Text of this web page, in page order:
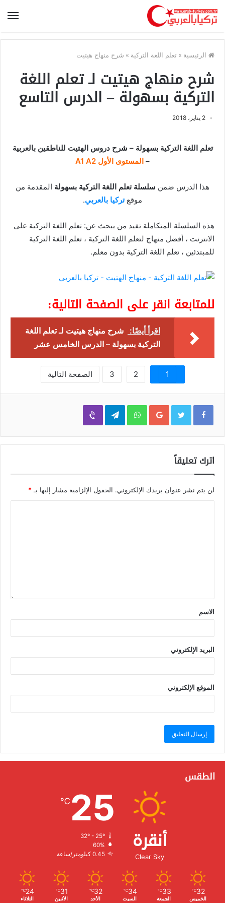
الرئيسية » تعلم اللغة التركية » شرح منهاج هيتيت
شرح منهاج هيتيت لـ تعلم اللغة
التركية بسهولة – الدرس التاسع
2 يناير، 2018
تعلم اللغة التركية بسهولة – شرح دروس الهتيت للناطقين بالعربية
– المستوى الأول A1 A2
هذا الدرس ضمن سلسلة تعلم اللغة التركية بسهولة المقدمة من
موقعتركيا بالعربي.
هذه السلسلة المتكاملة تفيد من يبحث عن: تعلم اللغة التركية على
الانترنت ، أفضل منهاج لتعلم اللغة التركية ، تعلم اللغة التركية
للمبتدئين ، تعلم اللغة التركية بدون معلم.
للمتابعة انقر على الصفحة التالية:
اقرأ أيضًا:
شرح منهاج هيتيت لـ تعلم اللغة
التركية بسهولة – الدرس الخامس عشر
1
2
3 الصفحة التالية
Google+
WhatsApp
Telegram
Viber
اترك تعليقاً
لن يتم نشر عنوان بريدك الإلكتروني. الحقول الإلزامية مشار إليها بـ*
الاسم
البريد الإلكتروني
الموقع الإلكتروني
الطقس
أنقرة
Clear Sky
25
℃
32º - 25º
الرطوبة:
الرياح:0.45 كيلومتر/ساعة
32
℃
الخميس
33
℃
الجمعة
34
℃
السبت
32
℃
الأحد
31
℃
الأثنين
24
℃
الثلاثاء